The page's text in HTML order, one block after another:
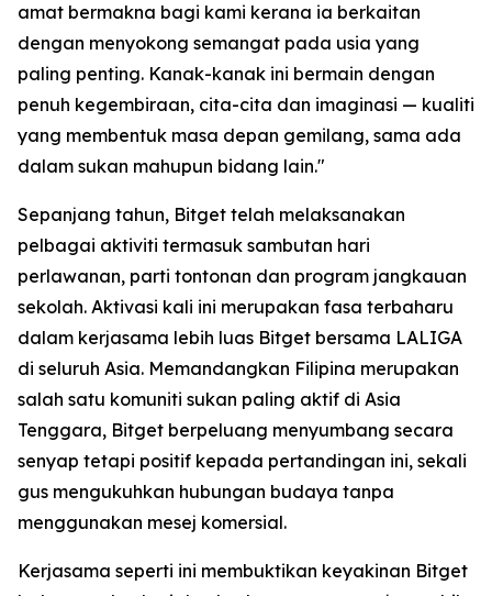
amat bermakna bagi kami kerana ia berkaitan
dengan menyokong semangat pada usia yang
paling penting. Kanak-kanak ini bermain dengan
penuh kegembiraan, cita-cita dan imaginasi — kualiti
yang membentuk masa depan gemilang, sama ada
dalam sukan mahupun bidang lain."
Sepanjang tahun, Bitget telah melaksanakan
pelbagai aktiviti termasuk sambutan hari
perlawanan, parti tontonan dan program jangkauan
sekolah. Aktivasi kali ini merupakan fasa terbaharu
dalam kerjasama lebih luas Bitget bersama LALIGA
di seluruh Asia. Memandangkan Filipina merupakan
salah satu komuniti sukan paling aktif di Asia
Tenggara, Bitget berpeluang menyumbang secara
senyap tetapi positif kepada pertandingan ini, sekali
gus mengukuhkan hubungan budaya tanpa
menggunakan mesej komersial.
Kerjasama seperti ini membuktikan keyakinan Bitget